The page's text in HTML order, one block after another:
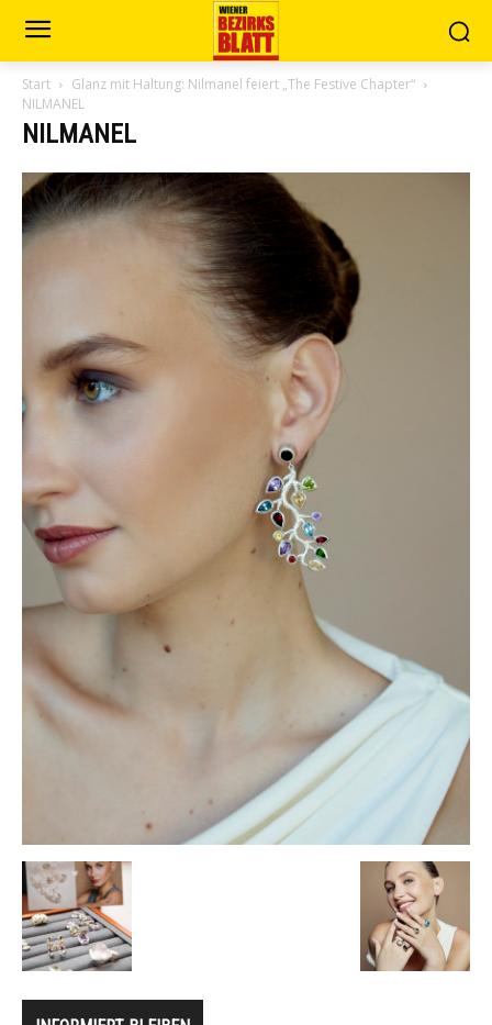
Start
Glanz mit Haltung: Nilmanel feiert „The Festive Chapter“
NILMANEL
NILMANEL